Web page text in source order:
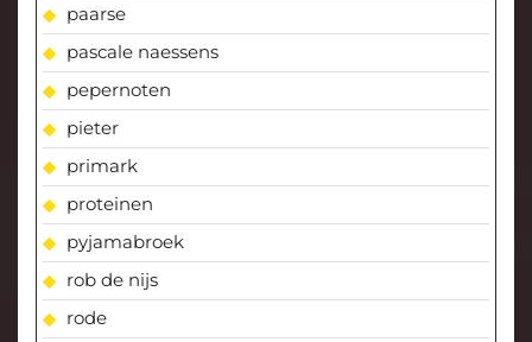
paarse
pascale naessens
pepernoten
pieter
primark
proteinen
pyjamabroek
rob de nijs
rode